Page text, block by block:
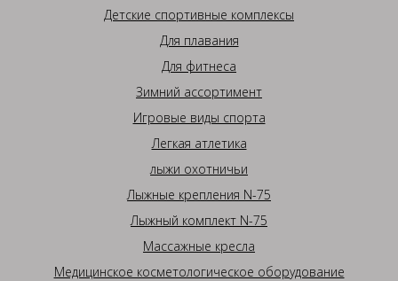
Детские спортивные комплексы
Для плавания
Для фитнеса
Зимний ассортимент
Игровые виды спорта
Легкая атлетика
лыжи охотничьи
Лыжные крепления N-75
Лыжный комплект N-75
Массажные кресла
Медицинское косметологическое оборудование